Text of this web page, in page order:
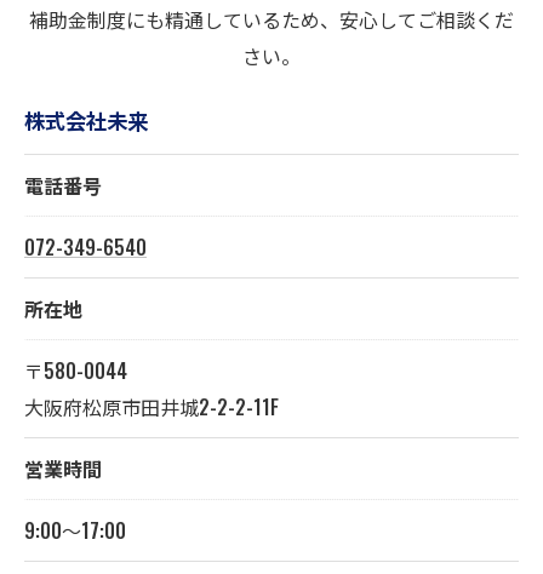
補助金制度にも精通しているため、安心してご相談くだ
さい。
株式会社未来
電話番号
072-349-6540
所在地
〒580-0044
大阪府松原市田井城2-2-2-11F
営業時間
9:00～17:00